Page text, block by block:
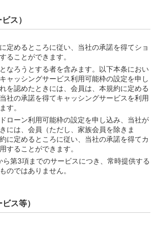
等
利用可能枠の範囲での利用）
い・リボ払い利用可能枠の範囲での利
引利用可能枠の範囲での利用）
シングサービス利用可能枠およびカード
枠の設定等）
シングサービス利用可能枠およびカード
枠の範囲での利用）
カード保有の場合の利用可能枠の特則）
ング
等の利用による立替払いの委託）
店）
ス）
定めるところに従い、当社の承諾を得てショ
ることができます。
なろうとする者を含みます。以下本条におい
ャッシングサービス利用可能枠の設定を申し
を認めたときには、会員は、本規約に定める
社の承諾を得てキャッシングサービスを利用
す。
ローン利用可能枠の設定を申し込み、当社が
には、会員（ただし、家族会員を除きま
に定めるところに従い、当社の承諾を得てカ
することができます。
ら第3項までのサービスにつき、常時提供する
のではありません。
ス等）